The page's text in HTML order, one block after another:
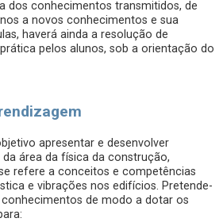
dos conhecimentos transmitidos, de
a novos conhecimentos e sua
haverá ainda a resolução de
pelos alunos, sob a orientação do
apresentar e desenvolver
área da física da construção,
refere a conceitos e competências
e vibrações nos edifícios. Pretende-
de modo a dotar os